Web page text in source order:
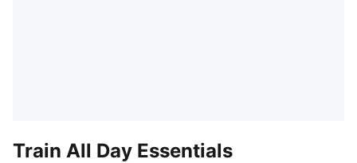
Train All Day Essentials